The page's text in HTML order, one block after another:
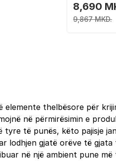
8,690
9,867 MKD.
elemente thelbësore për
në përmirësimin e
tyre të punës, këto pajisje
lodhjen gjatë orëve të
në një ambient pune